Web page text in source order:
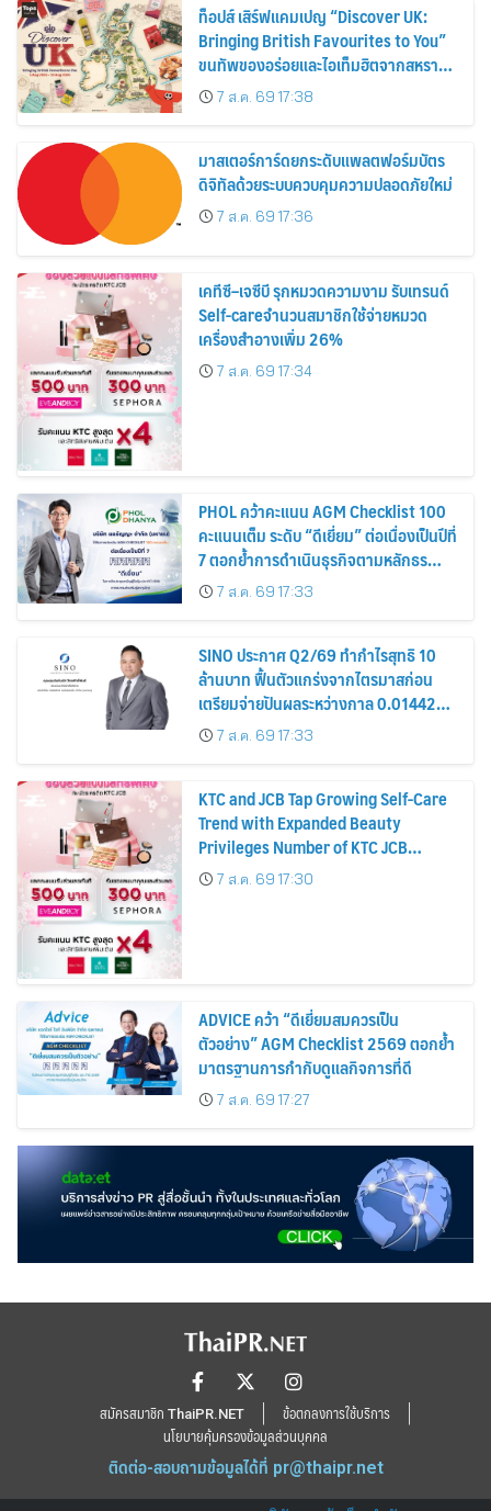
ท็อปส์ เสิร์ฟแคมเปญ “Discover UK:
Bringing British Favourites to You”
ขนทัพของอร่อยและไอเท็มฮิตจากสหราช
อาณาจักร ส่งตรงถึงมือตั้งแต่วันนี้ – 18
สิงหาคมนี้
7 ส.ค. 69 17:38
มาสเตอร์การ์ดยกระดับแพลตฟอร์มบัตร
ดิจิทัลด้วยระบบควบคุมความปลอดภัยใหม่
7 ส.ค. 69 17:36
เคทีซี–เจซีบี รุกหมวดความงาม รับเทรนด์
Self-careจำนวนสมาชิกใช้จ่ายหมวด
เครื่องสำอางเพิ่ม 26%
7 ส.ค. 69 17:34
PHOL คว้าคะแนน AGM Checklist 100
คะแนนเต็ม ระดับ “ดีเยี่ยม” ต่อเนื่องเป็นปีที่
7 ตอกย้ำการดำเนินธุรกิจตามหลักธร
รมาภิบาล โปร่งใส สร้างความเชื่อมั่นผู้ถือ
หุ้น
7 ส.ค. 69 17:33
SINO ประกาศ Q2/69 ทำกำไรสุทธิ 10
ล้านบาท ฟื้นตัวแกร่งจากไตรมาสก่อน
เตรียมจ่ายปันผลระหว่างกาล 0.014423
บาทต่อหุ้น ครึ่งปีหลังมุ่งเติบโตต่อเนื่อง
7 ส.ค. 69 17:33
KTC and JCB Tap Growing Self-Care
Trend with Expanded Beauty
Privileges Number of KTC JCB
Cardmembers Spending on
Cosmetics Rises 26%
7 ส.ค. 69 17:30
ADVICE คว้า “ดีเยี่ยมสมควรเป็น
ตัวอย่าง” AGM Checklist 2569 ตอกย้ำ
มาตรฐานการกำกับดูแลกิจการที่ดี
7 ส.ค. 69 17:27
สมัครสมาชิก ThaiPR.NET
ข้อตกลงการใช้บริการ
นโยบายคุ้มครองข้อมูลส่วนบุคคล
ติดต่อ-สอบถามข้อมูลได้ที่ pr@thaipr.net